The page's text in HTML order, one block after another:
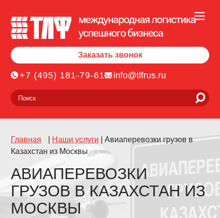
Заказать звонок
+7 (495) 181-79-61 info@tlfrus.ru
Главная Наши услуги
Авиаперевозки грузов в
Казахстан из Москвы
АВИАПЕРЕВОЗКИ
ГРУЗОВ В КАЗАХСТАН ИЗ
МОСКВЫ